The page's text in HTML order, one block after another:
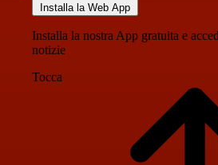
Installa la Web App
Installa la nostra App gratuita e
notizie
Tocca